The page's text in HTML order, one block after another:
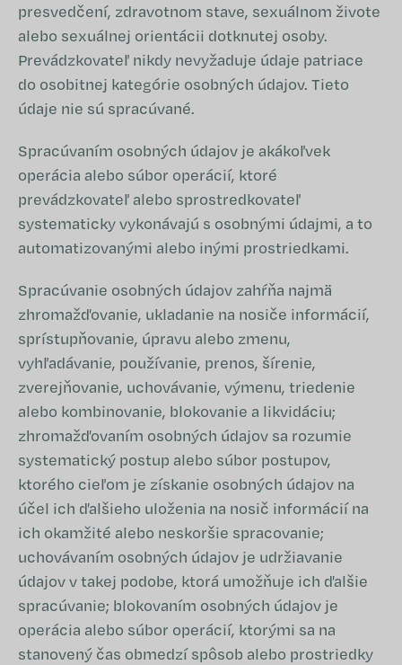
presvedčení, zdravotnom stave, sexuálnom živote
alebo sexuálnej orientácii dotknutej osoby.
Prevádzkovateľ nikdy nevyžaduje údaje patriace
do osobitnej kategórie osobných údajov. Tieto
údaje nie sú spracúvané.
Spracúvaním osobných údajov je akákoľvek
operácia alebo súbor operácií, ktoré
prevádzkovateľ alebo sprostredkovateľ
systematicky vykonávajú s osobnými údajmi, a to
automatizovanými alebo inými prostriedkami.
Spracúvanie osobných údajov zahŕňa najmä
zhromažďovanie, ukladanie na nosiče informácií,
sprístupňovanie, úpravu alebo zmenu,
vyhľadávanie, používanie, prenos, šírenie,
zverejňovanie, uchovávanie, výmenu, triedenie
alebo kombinovanie, blokovanie a likvidáciu;
zhromažďovaním osobných údajov sa rozumie
systematický postup alebo súbor postupov,
ktorého cieľom je získanie osobných údajov na
účel ich ďalšieho uloženia na nosič informácií na
ich okamžité alebo neskoršie spracovanie;
uchovávaním osobných údajov je udržiavanie
údajov v takej podobe, ktorá umožňuje ich ďalšie
spracúvanie; blokovaním osobných údajov je
operácia alebo súbor operácií, ktorými sa na
stanovený čas obmedzí spôsob alebo prostriedky